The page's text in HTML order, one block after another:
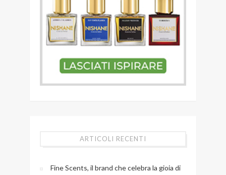
ARTICOLI RECENTI
Fine Scents, il brand che celebra la gioia di